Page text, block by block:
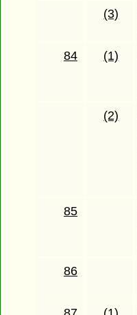
(3)
84
(1)
(2)
85
86